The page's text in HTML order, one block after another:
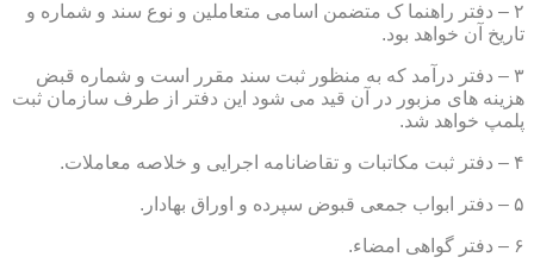
۲ – دفتر راهنما ک متضمن اسامی متعاملین و نوع سند و شماره و
تاریخ آن خواهد بود.
۳ – دفتر درآمد که به منظور ثبت سند مقرر است و شماره قبض
هزینه های مزبور در آن قید می شود این دفتر از طرف سازمان ثبت
پلمپ خواهد شد.
۴ – دفتر ثبت مکاتبات و تقاضانامه اجرایی و خلاصه معاملات.
۵ – دفتر ابواب جمعی قبوض سپرده و اوراق بهادار.
۶ – دفتر گواهی امضاء.